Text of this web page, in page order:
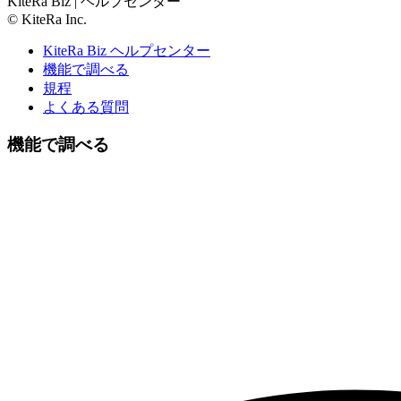
© KiteRa Inc.
KiteRa Biz ヘルプセンター
機能で調べる
規程
よくある質問
機能で調べる